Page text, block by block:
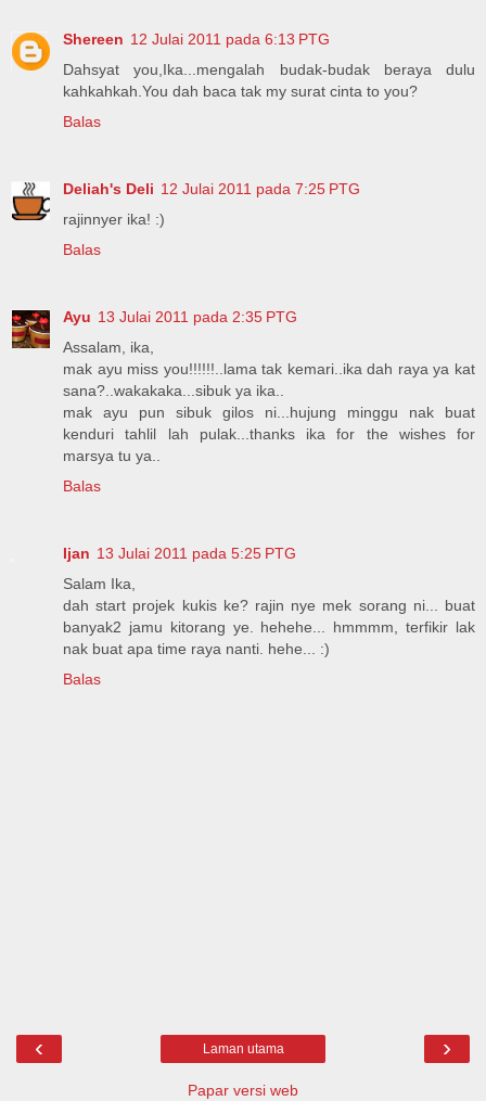
Shereen 12 Julai 2011 pada 6:13 PTG
Dahsyat you,Ika...mengalah budak-budak beraya dulu
kahkahkah.You dah baca tak my surat cinta to you?
Balas
Deliah's Deli 12 Julai 2011 pada 7:25 PTG
rajinnyer ika! :)
Balas
Ayu 13 Julai 2011 pada 2:35 PTG
Assalam, ika,
mak ayu miss you!!!!!!..lama tak kemari..ika dah raya ya kat
sana?..wakakaka...sibuk ya ika..
mak ayu pun sibuk gilos ni...hujung minggu nak buat
kenduri tahlil lah pulak...thanks ika for the wishes for
marsya tu ya..
Balas
Ijan 13 Julai 2011 pada 5:25 PTG
Salam Ika,
dah start projek kukis ke? rajin nye mek sorang ni... buat
banyak2 jamu kitorang ye. hehehe... hmmmm, terfikir lak
nak buat apa time raya nanti. hehe... :)
Balas
‹ ›
Laman utama
Papar versi web